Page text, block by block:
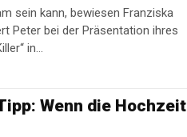
sein kann, bewiesen Franziska
Peter bei der Präsentation ihres
in...
Wenn die Hochzeit